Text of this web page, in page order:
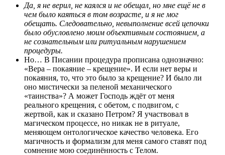
Да, я не верил, не каялся и не обещал, но мне ещё не в
чем было каяться в том возрасте, и я не мог
обещать. Следовательно, невыполнение всей цепочки
было обусловлено моим объективным состоянием, а
не сознательным или ритуальным нарушением
процедуры.
Но… В Писании процедура прописана однозначно:
«Вера – покаяние – крещение». И если нет веры и
покаяния, то, что это было за крещение? И было ли
оно мистически за пеленой механического
«таинства»? А может Господь ждёт от меня
реального крещения, с обетом, с подвигом, с
жертвой, как и сказано Петром? Я участвовал в
магическом процессе, но никак не в ритуале,
меняющем онтологическое качество человека. Его
магичность и формализм для меня самого ставят под
сомнение мою соединённость с Телом.